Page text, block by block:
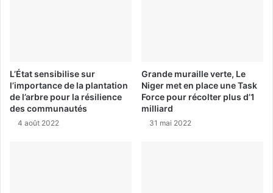
L’État sensibilise sur
l’importance de la plantation
de l’arbre pour la résilience
des communautés
4 août 2022
Grande muraille verte, Le
Niger met en place une Task
Force pour récolter plus d’1
milliard
31 mai 2022